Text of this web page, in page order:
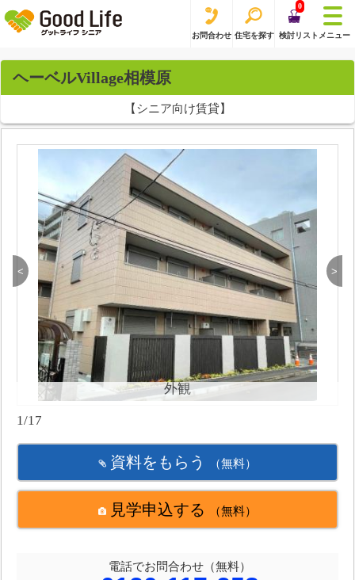
お問合わせ 住宅を探す
0
検討リスト メニュー
ヘーベルVillage相模原
【シニア向け賃貸】
<
外観
>
1/17
資料をもらう （無料）
見学申込する （無料）
電話でお問合わせ（無料）